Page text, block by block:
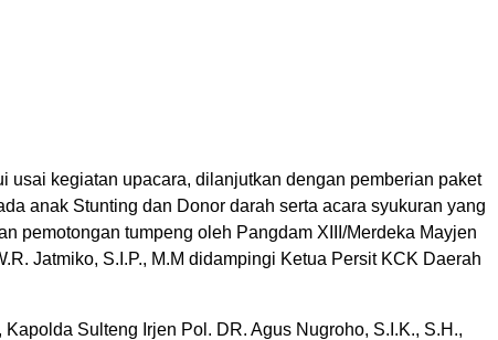
usai kegiatan upacara, dilanjutkan dengan pemberian paket
anak Stunting dan Donor darah serta acara syukuran yang
pemotongan tumpeng oleh Pangdam XIII/Merdeka Mayjen
Jatmiko, S.I.P., M.M didampingi Ketua Persit KCK Daerah
Kapolda Sulteng Irjen Pol. DR. Agus Nugroho, S.I.K., S.H.,